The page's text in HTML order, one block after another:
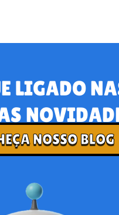
LIGADO
NOSSO BLOG